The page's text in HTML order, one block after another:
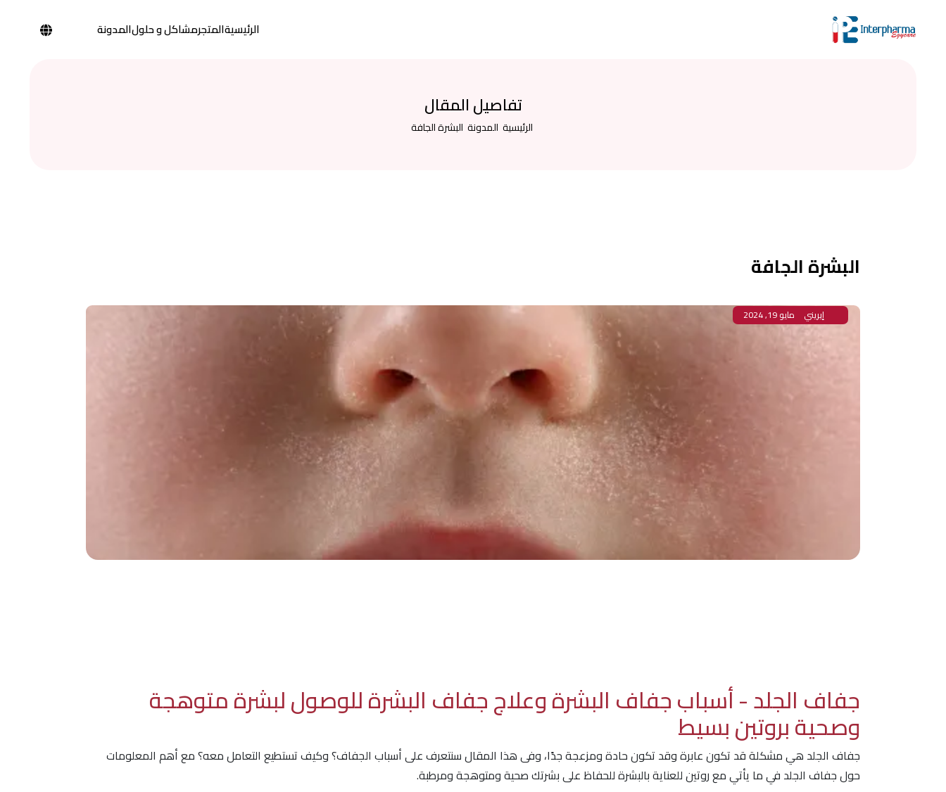
تصفية حسب التصنيف
اختر تصنيفًا الرئيسيةالمتجرمشاكل و حلولالمدونة
تفاصيل المقال
الرئيسية المدونة البشرة الجافة
البشرة الجافة
إيريني مايو 19, 2024
جفاف الجلد - أسباب جفاف البشرة وعلاج جفاف البشرة للوصول لبشرة متوهجة
وصحية بروتين بسيط
جفاف الجلد هي مشكلة قد تكون عابرة وقد تكون حادة ومزعجة جدًا، وفى هذا المقال سنتعرف على أسباب الجفاف؟ وكيف تستطيع التعامل معه؟ مع أهم المعلومات
حول جفاف الجلد في ما يأتي مع روتين للعناية بالبشرة للحفاظ على بشرتك صحية ومتوهجة ومرطبة.